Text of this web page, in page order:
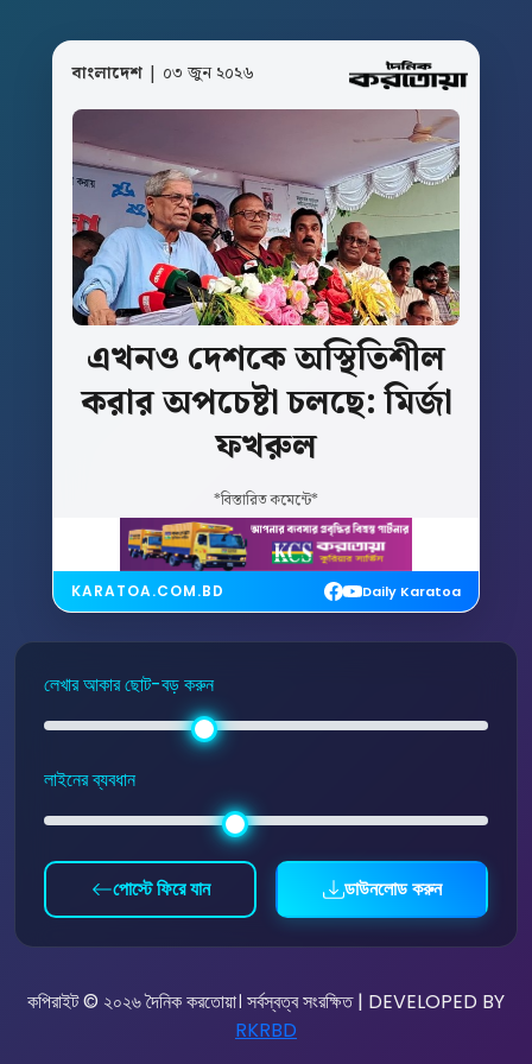
বাংলাদেশ | ০৩ জুন ২০২৬
এখনও দেশকেঅস্থিতিশীল
করারঅপচেষ্টাচলছে:মির্জা
ফখরুল
*বিস্তারিত কমেন্টে*
KARATOA.COM.BD Daily Karatoa
লেখার আকার ছোট-বড় করুন
লাইনের ব্যবধান
পোস্টে ফিরে যান ডাউনলোড করুন
কপিরাইট © ২০২৬ দৈনিক করতোয়া। সর্বস্বত্ব সংরক্ষিত | DEVELOPED BY
RKRBD